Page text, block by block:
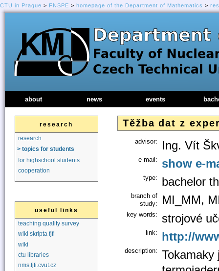
CTU in Prague > FNSPE > homepage of the Department of Mathematics >
Těžba dat z
advisor: Ing. Vít
e-mail: show e-
type: bachelor
branch of
study:
MI_MM,
key words: strojové
link: http://
description:
Tokamaky
about news events
research
research
> topics for students
for highschool students
cooperation
useful links
teaching quality survey
wiki skripta fjfi
wiki
ctu libraries
nms.fjfi.cvut.cz